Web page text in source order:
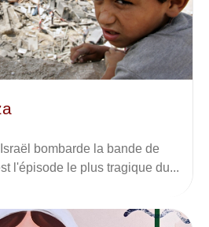
bombarde la bande de
l'épisode le plus tragique du...